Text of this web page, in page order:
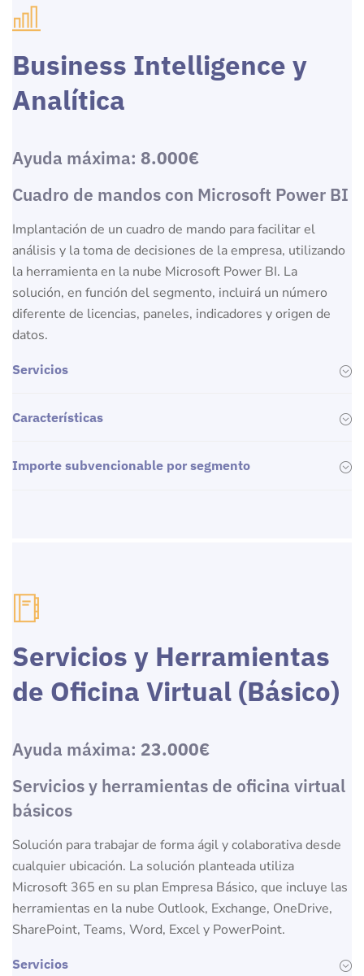
Business Intelligence y
Analítica
Ayuda máxima: 8.000€
Cuadro de mandos con Microsoft Power BI
Implantación de un cuadro de mando para facilitar el
análisis y la toma de decisiones de la empresa, utilizando
la herramienta en la nube Microsoft Power BI. La
solución, en función del segmento, incluirá un número
diferente de licencias, paneles, indicadores y origen de
datos.
Servicios
Características
Importe subvencionable por segmento
Servicios y Herramientas
de Oficina Virtual (Básico)
Ayuda máxima: 23.000€
Servicios y herramientas de oficina virtual
básicos
Solución para trabajar de forma ágil y colaborativa desde
cualquier ubicación. La solución planteada utiliza
Microsoft 365 en su plan Empresa Básico, que incluye las
herramientas en la nube Outlook, Exchange, OneDrive,
SharePoint, Teams, Word, Excel y PowerPoint.
Servicios